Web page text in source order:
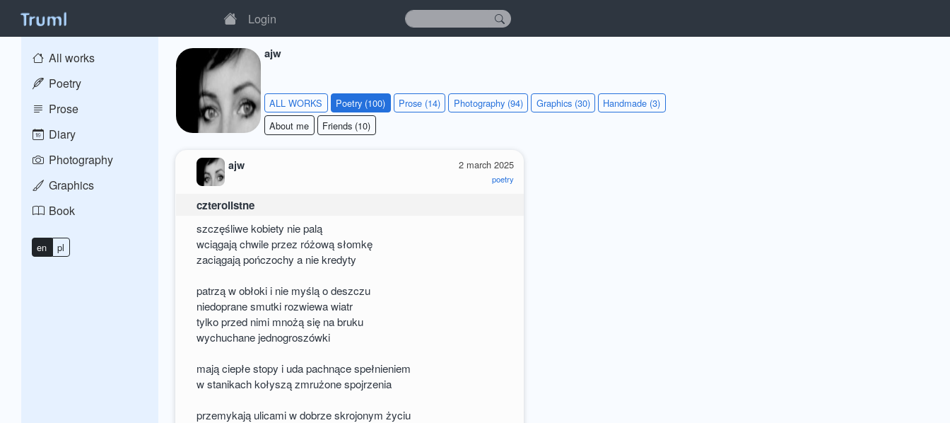
Login
All works
Poetry
Prose
Diary
Photography
Graphics
Book
en pl
ajw
ALL WORKS Poetry (100) Prose (14) Photography (94) Graphics (30)
Handmade (3)
About me
Friends (10)
2 march 2025
poetry
ajw
czterolistne
szczęśliwe kobiety nie palą
wciągają chwile przez różową słomkę
zaciągają pończochy a nie kredyty
patrzą w obłoki i nie myślą o deszczu
niedoprane smutki rozwiewa wiatr
tylko przed nimi mnożą się na bruku
wychuchane jednogroszówki
mają ciepłe stopy i uda pachnące spełnieniem
w stanikach kołyszą zmrużone spojrzenia
przemykają ulicami w dobrze skrojonym życiu